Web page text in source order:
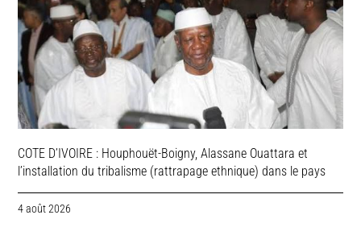
COTE D’IVOIRE : Houphouët-Boigny, Alassane Ouattara et
l’installation du tribalisme (rattrapage ethnique) dans le pays
4 août 2026